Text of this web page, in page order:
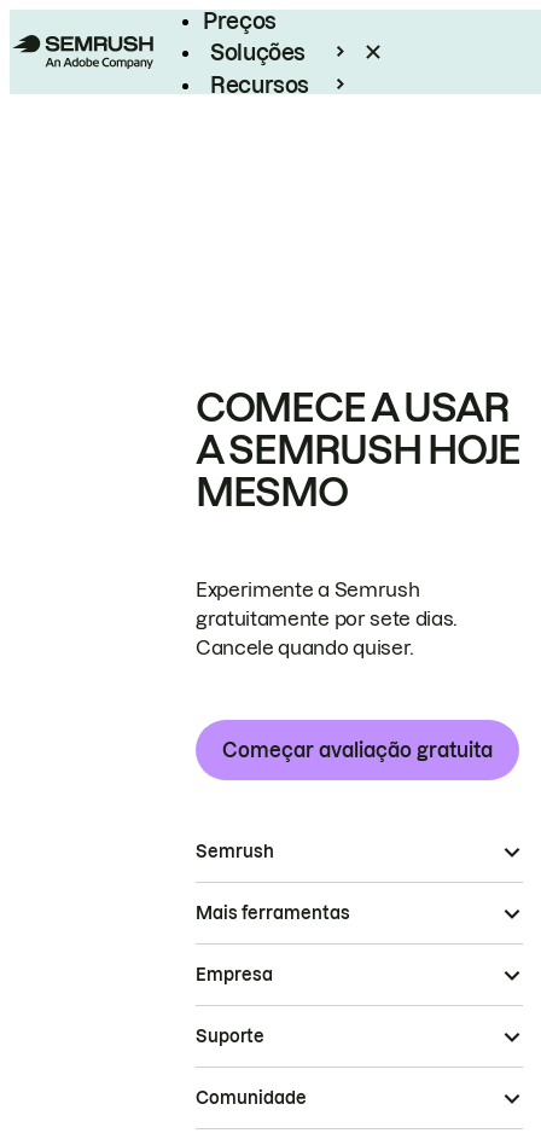
Preços
Soluções
Recursos
COMECE A USAR
A SEMRUSH HOJE
MESMO
Experimente a Semrush
gratuitamente por sete dias.
Cancele quando quiser.
Começar avaliação gratuita
Semrush
Mais ferramentas
Empresa
Suporte
Comunidade